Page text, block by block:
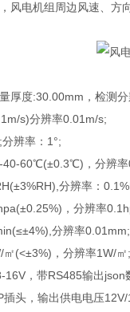
电机组周边风速、方
度:30.00mm，检测分
s)分辨率0.01m/s;
辨率：1°;
60℃(±0.3℃)，分辨
分辨率：
，分辨率
分辨率0.01mm;
(<±3%)，分辨率1W/㎡;
，带RS485输出json
，输出供电电压12V/